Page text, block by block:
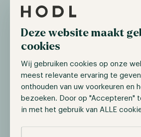
Deze website maakt
cookies
Wij gebruiken cookies op onze
meest relevante ervaring te
onthouden van uw voorkeuren en
bezoeken. Door op "Accepteren"
in met het gebruik van ALLE
van Franklin Templeton USDC
on-chain afwikkeling. Aan de
bieden projecten zoals Maple
leenpools waarbij stortingen in
gecombineerd met DeFi-
De groeiende institutionele
stablecoins, van fintech-
vermogensbeheer, bevestigt hun